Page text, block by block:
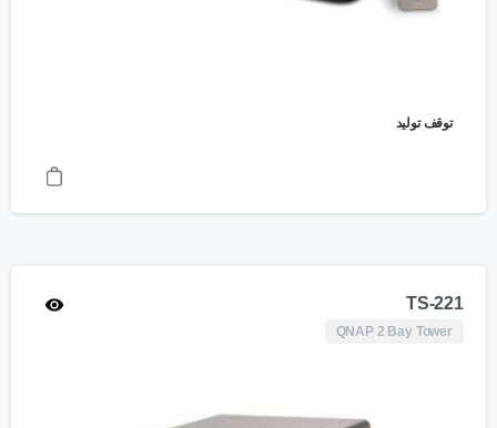
توقف تولید
TS-221
QNAP 2 Bay Tower